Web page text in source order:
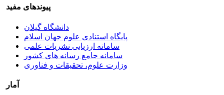
پیوندهای مفید
دانشگاه گیلان
پایگاه استنادی علوم جهان اسلام
سامانه ارزیابی نشریات علمی
سامانه جامع رسانه های کشور
وزارت علوم، تحقیقات و فناوری
آمار